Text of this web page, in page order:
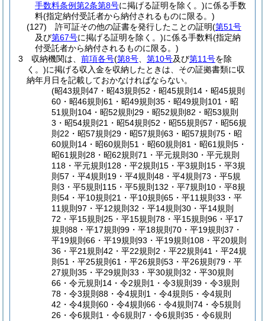
手数料条例第2条第8号に掲げる証明を除く。)に係る手数
料(指定納付受託者から納付されるものに限る。)
(127)
許可証その他の証書を発行したことの証明(第51号
及び第67号に掲げる証明を除く。)に係る手数料(指定納
付受託者から納付されるものに限る。)
3
収納機関は、 前項各号(第8号 第10号及び第11号を除
く。)に掲げる収入金を収納したときは、その証拠書類に収
納年月日を記載しておかなければならない。
(昭43規則47・昭43規則52・昭45規則14・昭45規則
60・昭46規則61・昭49規則35・昭49規則101・昭
51規則104・昭52規則29・昭52規則82・昭53規則
3・昭54規則21・昭54規則52・昭55規則57・昭56規
則22・昭57規則29・昭57規則63・昭57規則75・昭
60規則14・昭60規則51・昭60規則81・昭61規則5・
昭61規則28・昭62規則71・平元規則30・平元規則
118・平元規則128・平2規則15・平3規則15・平3規
則57・平4規則19・平4規則48・平4規則73・平5規
則3・平5規則115・平5規則132・平7規則10・平8規
則54・平10規則21・平10規則65・平11規則33・平
11規則97・平12規則32・平14規則30・平14規則
72・平15規則25・平15規則78・平15規則96・平17
規則88・平17規則99・平18規則70・平19規則37・
平19規則66・平19規則93・平19規則108・平20規則
36・平21規則42・平22規則2・平22規則41・平24規
則51・平25規則61・平26規則53・平26規則79・平
27規則35・平29規則33・平30規則32・平30規則
66・令元規則14・令2規則1・令3規則39・令3規則
78・令3規則88・令4規則1・令4規則5・令4規則
42・令4規則60・令4規則66・令4規則74・令5規則
26・令6規則1・令6規則7・令6規則35・令6規則